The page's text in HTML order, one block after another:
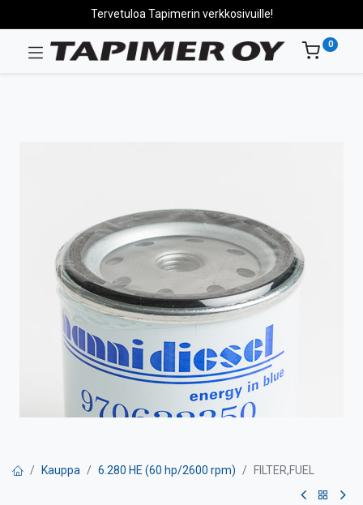
Tervetuloa Tapimerin verkkosivuille!
0
Kauppa 6.280 HE (60 hp/2600 rpm) FILTER,FUEL